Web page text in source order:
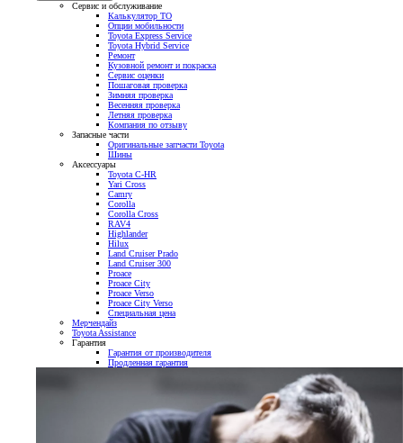
Сервис и обслуживание
Калькулятор ТО
Опции мобильности
Toyota Express Service
Toyota Hybrid Service
Ремонт
Кузовной ремонт и покраска
Сервис оценки
Пошаговая проверка
Зимняя проверка
Весенняя проверка
Летняя проверка
Компания по отзыву
Запасные части
Оригинальные запчасти Toyota
Шины
Аксессуары
Toyota C-HR
Yari Cross
Camry
Corolla
Corolla Cross
RAV4
Highlander
Hilux
Land Cruiser Prado
Land Cruiser 300
Proace
Proace City
Proace Verso
Proace City Verso
Специальная цена
Мерчендайз
Toyota Assistance
Гарантия
Гарантия от производителя
Продленная гарантия